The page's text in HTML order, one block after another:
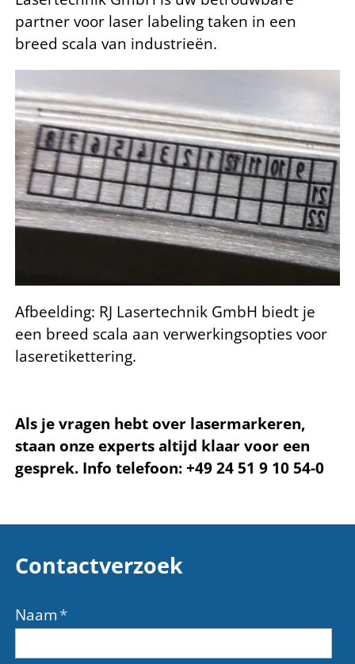
partner voor laser labeling taken in een
breed scala van industrieën.
Afbeelding: RJ Lasertechnik GmbH biedt je
een breed scala aan verwerkingsopties voor
laseretikettering.
Als je vragen hebt over lasermarkeren,
staan onze experts altijd klaar voor een
gesprek. Info telefoon: +49 24 51 9 10 54-0
Contactverzoek
Naam*